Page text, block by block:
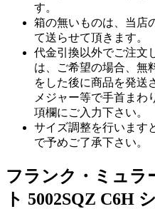
す。
箱の無いものは、当店
て送らせて頂きます。
代金引換以外でご注文
は、ご希望の場合、無
をした後に商品を発送
メジャー等で手首まわ
項欄にご入力下さい。
サイズ調整を行います
で予めご了承下さい。
フランク・ミュラ
ト 5002SQZ C6H